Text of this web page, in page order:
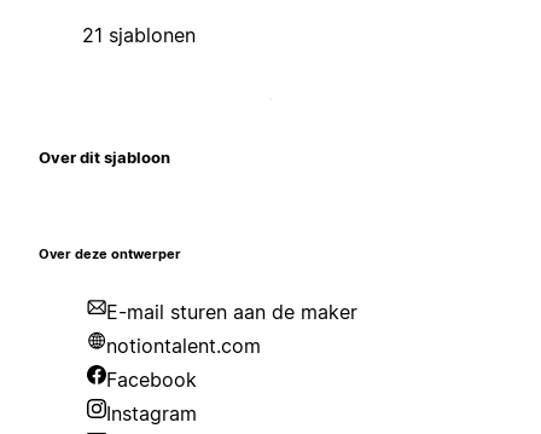
21 sjablonen
Over dit sjabloon
Over deze ontwerper
E-mail sturen aan de maker
notiontalent.com
Facebook
Instagram